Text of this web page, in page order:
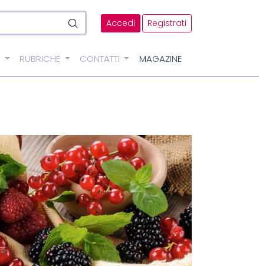
Accedi Registrati
RUBRICHE CONTATTI MAGAZINE